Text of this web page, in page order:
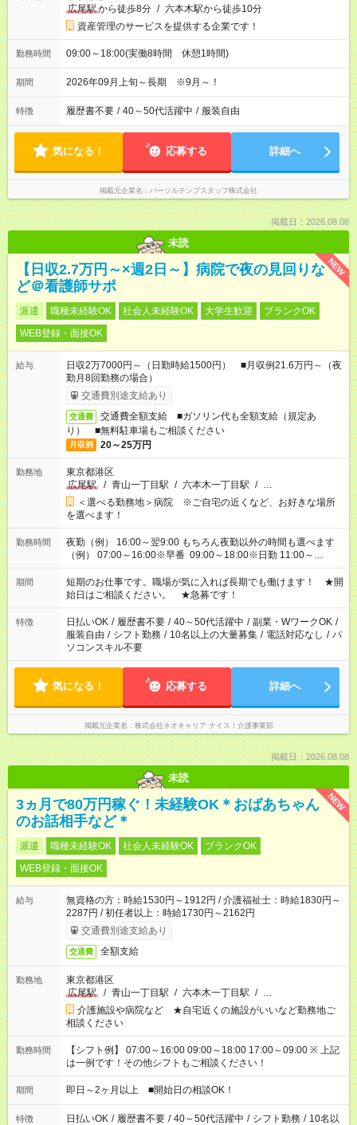
広尾駅から徒歩8分 / 六本木駅から徒歩10分
資産管理のサービスを提供する企業です！
勤務時間 09:00～18:00(実働8時間 休憩1時間)
期間 2026年09月上旬～長期 ※9月～！
特徴 履歴書不要 / 40～50代活躍中 / 服装自由
気になる！ 応募する 詳細へ
掲載元企業名 パーソルテンプスタッフ株式会社
掲載日：2026.08.08
未読
NEW
【日収2.7万円～×週2日～】病院で夜の見回りな
ど＠看護師サポ
派遣 職種未経験OK 社会人未経験OK 大学生歓迎
ブランクOK
WEB登録・面接OK
給与
日収2万7000円～（日勤時給1500円） ■月収例21.6万円～（夜
勤月8回勤務の場合）
交通費別途支給あり
交通費
交通費全額支給 ■ガソリン代も全額支給（規定あ
り） ■無料駐車場もご相談ください
月収例 20～25万円
勤務地
東京都港区
広尾駅
/ 青山一丁目駅 / 六本木一丁目駅 / …
＜選べる勤務地＞病院 ※ご自宅の近くなど、お好きな場所
を選べます！
勤務時間
夜勤（例） 16:00～翌9:00 もちろん夜勤以外の時間も選べます
（例） 07:00～16:00※早番 09:00～18:00※日勤 11:00～
20:00※遅番 ※時間は、固定・選べる施設もあるので、ご希望が
あれば調整できます！ ※シフト制。勤務地により実働時間が異
なります。★家庭の都合でお休みが必要な場合も遠慮なくご相談
ください。
期間
短期のお仕事です。職場が気に入れば長期でも働けます！ ★開
始日はご相談ください。 ★急募です！
特徴 日払いOK / 履歴書不要 / 40～50代活躍中 / 副業・WワークOK /
服装自由 / シフト勤務 / 10名以上の大量募集 / 電話対応なし / パ
ソコンスキル不要
気になる！ 応募する 詳細へ
掲載元企業名 株式会社ネオキャリア ナイス！介護事業部
掲載日：2026.08.08
未読
NEW
3ヵ月で80万円稼ぐ！未経験OK＊おばあちゃん
のお話相手など＊
派遣 職種未経験OK 社会人未経験OK
ブランクOK
WEB登録・面接OK
給与
無資格の方：時給1530円～1912円 / 介護福祉士：時給1830円～
2287円 / 初任者以上：時給1730円～2162円
交通費別途支給あり
交通費 全額支給
勤務地
東京都港区
広尾駅
/ 青山一丁目駅 / 六本木一丁目駅 / …
介護施設や病院など ★自宅近くの施設がいいなど勤務地ご
相談ください
勤務時間
【シフト例】 07:00～16:00 09:00～18:00 17:00～09:00 ※ 上記
は一例です！その他シフトもご相談ください！
期間 即日～2ヶ月以上 ■開始日の相談OK！
特徴 日払いOK / 履歴書不要 / 40～50代活躍中 / シフト勤務 / 10名以